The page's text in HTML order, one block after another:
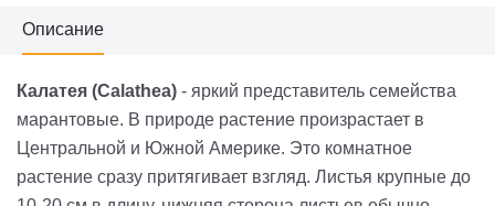
Описание
Калатея (Calathea) - яркий представитель семейства
марантовые. В природе растение произрастает в
Центральной и Южной Америке. Это комнатное
растение сразу притягивает взгляд. Листья крупные до